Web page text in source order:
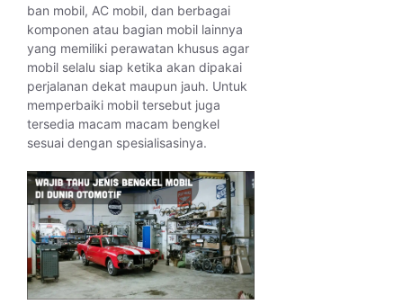
ban mobil, AC mobil, dan berbagai
komponen atau bagian mobil lainnya
yang memiliki perawatan khusus agar
mobil selalu siap ketika akan dipakai
perjalanan dekat maupun jauh. Untuk
memperbaiki mobil tersebut juga
tersedia macam macam bengkel
sesuai dengan spesialisasinya.